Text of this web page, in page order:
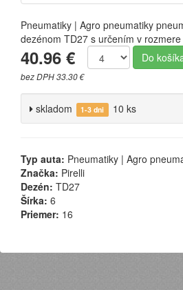
Pneumatiky | Agro pneumatiky
dezénom TD27 s určením v rozmere
40.96 €
bez DPH 33.30 €
Do
skladom 1-3 dni 10 ks
Typ auta: Pneumatiky | Agro
Značka: Pirelli
Dezén: TD27
Šírka: 6
Priemer: 16